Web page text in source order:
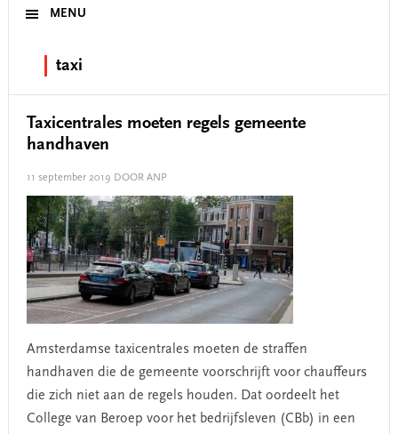
MENU
taxi
Taxicentrales moeten regels gemeente
handhaven
11 september 2019 DOOR ANP
Amsterdamse taxicentrales moeten de straffen
handhaven die de gemeente voorschrijft voor chauffeurs
die zich niet aan de regels houden. Dat oordeelt het
College van Beroep voor het bedrijfsleven (CBb) in een